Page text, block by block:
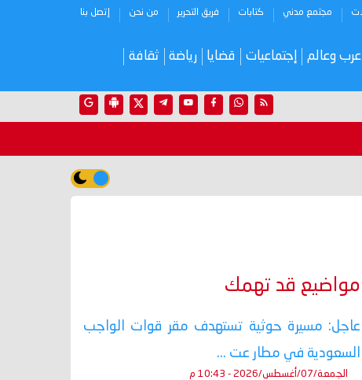
مجتمع مدني كتابات فريق التحرير من نحن إتصل بنا
عرب وعالم إجتماعيات قضايا رياضة ثقافة
مواضيع قد تهمك
عاجل: مسيرة حوثية تستهدف مقر قوات الواجب
السعودية في مطار عت ...
الجمعة/07/أغسطس/2026 - 10:43 م